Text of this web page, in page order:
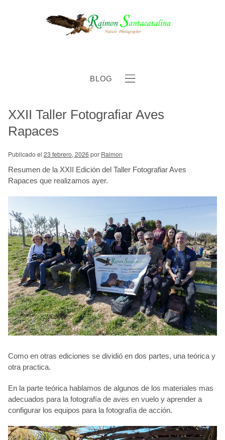
BLOG
XXII Taller Fotografiar Aves
Rapaces
Publicado el 23 febrero, 2026 por Raimon
Resumen de la XXII Edición del Taller Fotografiar Aves
Rapaces que realizamos ayer.
Como en otras ediciones se dividió en dos partes, una teórica y
otra practica.
En la parte teórica hablamos de algunos de los materiales mas
adecuados para la fotografía de aves en vuelo y aprender a
configurar los equipos para la fotografía de acción.